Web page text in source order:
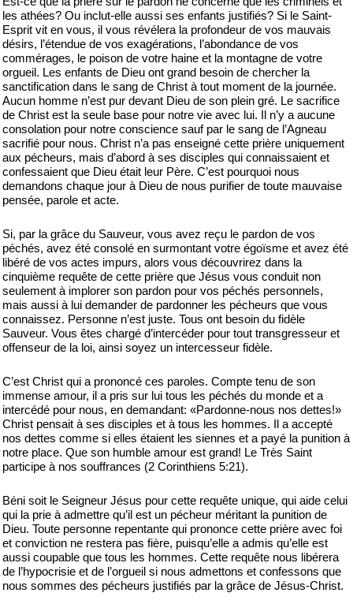
les athées? Ou inclut-elle aussi ses enfants justifiés? Si le Saint-
Esprit vit en vous, il vous révélera la profondeur de vos mauvais
désirs, l’étendue de vos exagérations, l’abondance de vos
commérages, le poison de votre haine et la montagne de votre
orgueil. Les enfants de Dieu ont grand besoin de chercher la
sanctification dans le sang de Christ à tout moment de la journée.
Aucun homme n’est pur devant Dieu de son plein gré. Le sacrifice
de Christ est la seule base pour notre vie avec lui. Il n’y a aucune
consolation pour notre conscience sauf par le sang de l’Agneau
sacrifié pour nous. Christ n’a pas enseigné cette prière uniquement
aux pécheurs, mais d’abord à ses disciples qui connaissaient et
confessaient que Dieu était leur Père. C’est pourquoi nous
demandons chaque jour à Dieu de nous purifier de toute mauvaise
pensée, parole et acte.
Si, par la grâce du Sauveur, vous avez reçu le pardon de vos
péchés, avez été consolé en surmontant votre égoïsme et avez été
libéré de vos actes impurs, alors vous découvrirez dans la
cinquième requête de cette prière que Jésus vous conduit non
seulement à implorer son pardon pour vos péchés personnels,
mais aussi à lui demander de pardonner les pécheurs que vous
connaissez. Personne n’est juste. Tous ont besoin du fidèle
Sauveur. Vous êtes chargé d’intercéder pour tout transgresseur et
offenseur de la loi, ainsi soyez un intercesseur fidèle.
C’est Christ qui a prononcé ces paroles. Compte tenu de son
immense amour, il a pris sur lui tous les péchés du monde et a
intercédé pour nous, en demandant: «Pardonne-nous nos dettes!»
Christ pensait à ses disciples et à tous les hommes. Il a accepté
nos dettes comme si elles étaient les siennes et a payé la punition à
notre place. Que son humble amour est grand! Le Très Saint
participe à nos souffrances (2 Corinthiens 5:21).
Béni soit le Seigneur Jésus pour cette requête unique, qui aide celui
qui la prie à admettre qu’il est un pécheur méritant la punition de
Dieu. Toute personne repentante qui prononce cette prière avec foi
et conviction ne restera pas fière, puisqu’elle a admis qu’elle est
aussi coupable que tous les hommes. Cette requête nous libérera
de l’hypocrisie et de l’orgueil si nous admettons et confessons que
nous sommes des pécheurs justifiés par la grâce de Jésus-Christ.